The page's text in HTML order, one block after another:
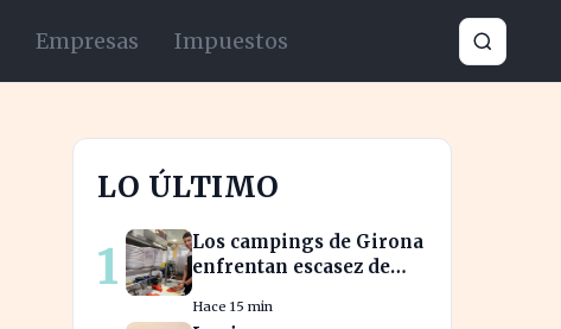
Empresas Impuestos
LO ÚLTIMO
1
Los campings de Girona
enfrentan escasez de
Latinoamérica para
Hace 15 min